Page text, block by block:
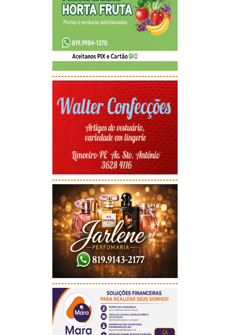
-----------------------------------------
-----------------------------------------
-----------------------------------------